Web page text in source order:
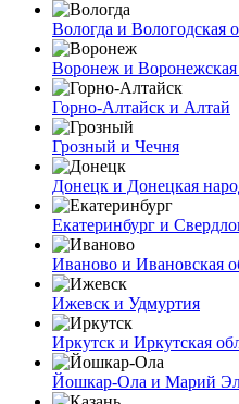
Вологда и Вологодская
Воронеж и Воронежская
Горно-Алтайск и Алтай
Грозный и Чечня
Донецк и Донецкая
Екатеринбург и
Иваново и Ивановская
Ижевск и Удмуртия
Иркутск и Иркутская
Йошкар-Ола и Марий